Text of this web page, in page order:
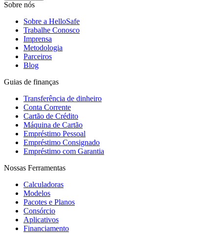
Sobre nós
Sobre a HelloSafe
Trabalhe Conosco
Imprensa
Metodologia
Parceiros
Blog
Guias de finanças
Transferência de dinheiro
Conta Corrente
Cartão de Crédito
Máquina de Cartão
Empréstimo Pessoal
Empréstimo Consignado
Empréstimo com Garantia
Nossas Ferramentas
Calculadoras
Modelos
Pacotes e Planos
Consórcio
Aplicativos
Financiamento